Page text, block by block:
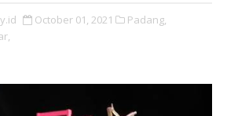
October 01, 2021
Padang,